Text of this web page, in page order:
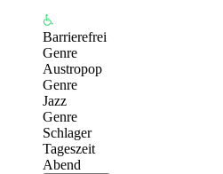
Barrierefrei
Genre
Austropop
Genre
Jazz
Genre
Schlager
Tageszeit
Abend